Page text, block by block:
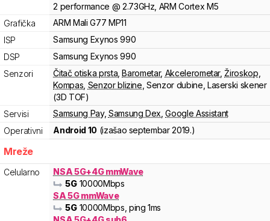
2 performance @ 2.73GHz, ARM Cortex M5
Grafička
ARM Mali G77 MP11
ISP
Samsung Exynos 990
DSP
Samsung Exynos 990
Senzori
Čitač otiska prsta ,Barometar, Akcelerometar,Žiroskop
Kompas Senzor blizine ,Senzor dubine Laserski skener
(3D TOF)
Servisi
Samsung Pay, Samsung Dex ,Google Assistant
Operativni
Android 10 (izašao septembar 2019.)
Mreže
Celularno
NSA 5G+4G mmWave
5G 10000Mbps
SA 5G mmWave
5G 10000Mbps , ping 1ms